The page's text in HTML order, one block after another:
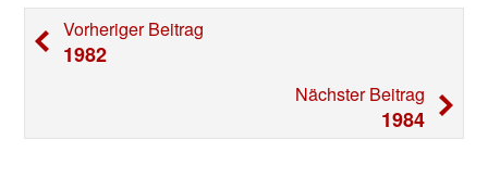
Beitragsnavigation
Vorheriger Beitrag
1982
Nächster Beitrag
1984